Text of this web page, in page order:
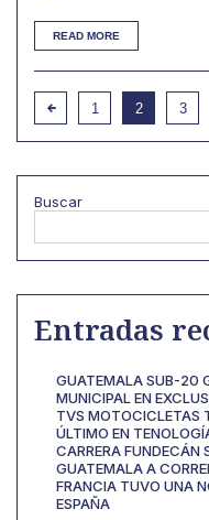
READ MORE
1 2 3
Buscar
Entradas
GUATEMALA SUB-20
MUNICIPAL EN
TVS MOTOCICLETAS
ÚLTIMO EN
CARRERA
GUATEMALA A
FRANCIA TUVO UNA
ESPAÑA